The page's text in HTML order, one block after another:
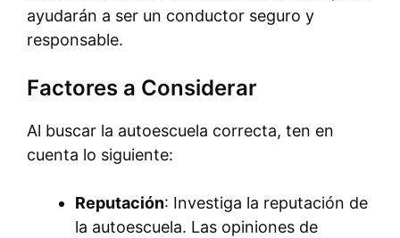
ayudarán a ser un conductor seguro y
responsable.
Factores a Considerar
Al buscar la autoescuela correcta, ten en
cuenta lo siguiente:
Reputación: Investiga la reputación de
la autoescuela. Las opiniones de